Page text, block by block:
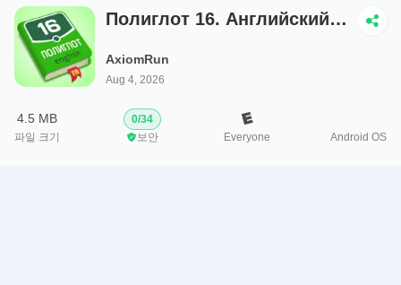
Полиглот 16. Английский
AxiomRun
Aug 4, 2026
4.5 MB
파일 크기
0/34
보안
Everyone Android OS